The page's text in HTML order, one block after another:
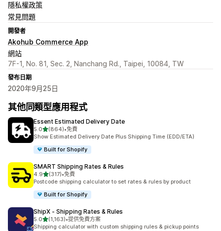
隱私權政策
常見問題
開發者
Akohub Commerce App
網站
7F-1, No. 81, Sec. 2, Nanchang Rd., Taipei, 10084, TW
發布日期
2020年9月25日
其他同類型應用程式
Essent Estimated Delivery Date
5.0滿分 5 顆星
(864)
共有 864 則評價
•免費
Show Estimated Delivery Date Plus Shipping Time (EDD/ETA)
Built for Shopify
SMART Shipping Rates & Rules
4.9滿分 5 顆星
(317)
共有 317 則評價
•免費
Postcode shipping calculator to set rates & rules by product
Built for Shopify
ShipX ‑ Shipping Rates & Rules
5.0滿分 5 顆星
(1,163)
共有 1163 則評價
•提供免費方案
Shipping calculator with custom shipping rules & pickup points